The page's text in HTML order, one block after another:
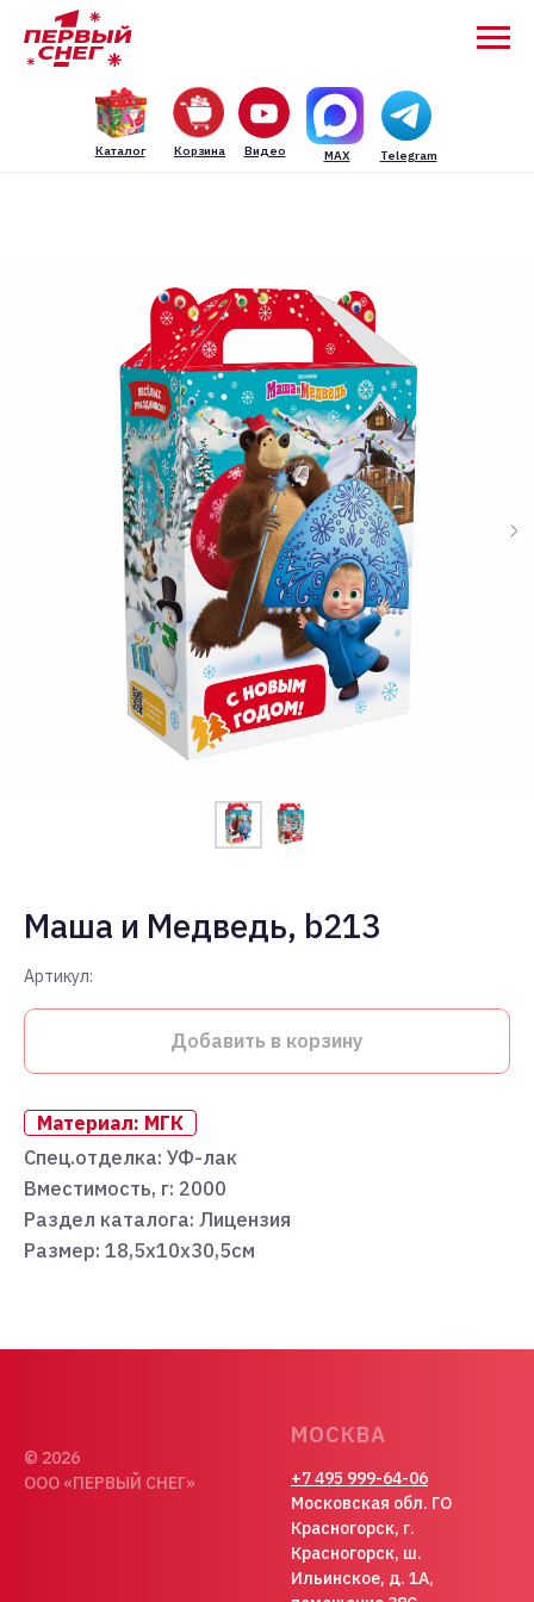
Каталог Видео
Корзина Telegram
MAX
Маша и Медведь, b213
Артикул:
Добавить в корзину
Материал: МГК
Спец.отделка: УФ-лак
Вместимость, г: 2000
Раздел каталога: Лицензия
Размер: 18,5х10х30,5см
© 2026
ООО «ПЕРВЫЙ СНЕГ»
МОСКВА
+7 495 999-64-06
Московская обл. ГО
Красногорск, г.
Красногорск, ш.
Ильинское, д. 1А,